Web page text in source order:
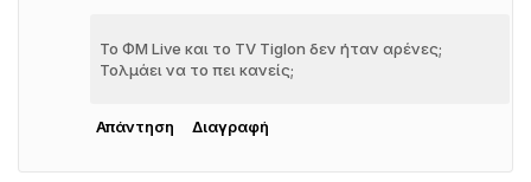
Το ΦΜ Live και το TV Tiglon δεν ήταν αρένες;
Τολμάει να το πει κανείς;
Απάντηση Διαγραφή